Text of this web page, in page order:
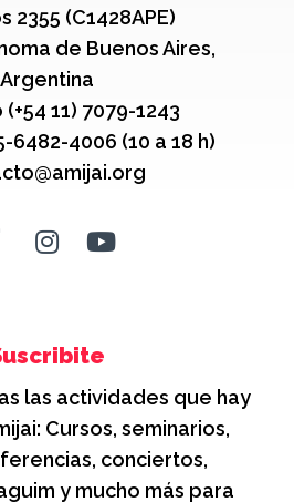
2355 (C1428APE)
de Buenos Aires,
Argentina
11) 7079-1243
6482-4006 (10 a 18 h)
las actividades que hay
Cursos, seminarios,
conciertos,
y mucho más para